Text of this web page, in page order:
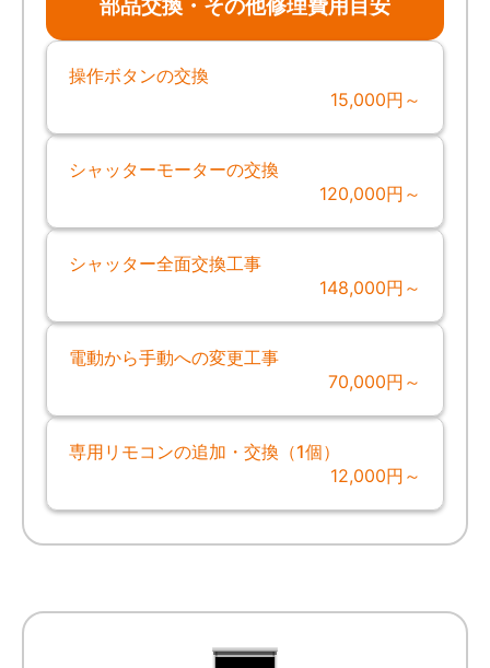
操作ボタンの交換
15,000円～
シャッターモーターの交換
120,000円～
シャッター全面交換工事
148,000円～
電動から手動への変更工事
70,000円～
専用リモコンの追加・交換（1個）
12,000円～